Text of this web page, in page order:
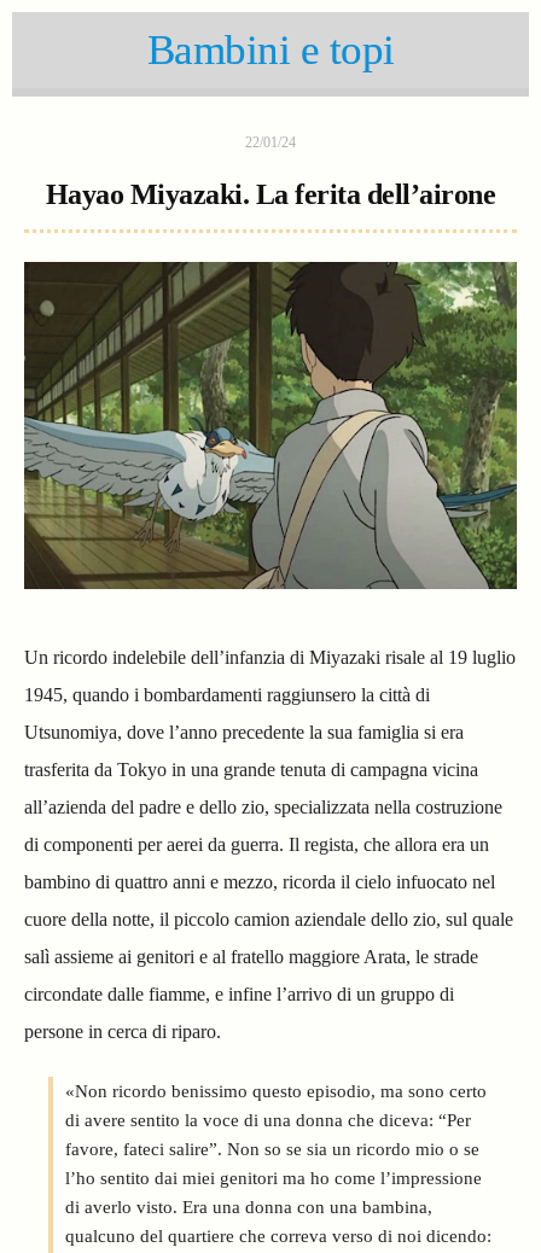
Bambini e topi
22/01/24
Hayao Miyazaki. La ferita dell’airone
Un ricordo indelebile dell’infanzia di Miyazaki risale al 19 luglio
1945, quando i bombardamenti raggiunsero la città di
Utsunomiya, dove l’anno precedente la sua famiglia si era
trasferita da Tokyo in una grande tenuta di campagna vicina
all’azienda del padre e dello zio, specializzata nella costruzione
di componenti per aerei da guerra. Il regista, che allora era un
bambino di quattro anni e mezzo, ricorda il cielo infuocato nel
cuore della notte, il piccolo camion aziendale dello zio, sul quale
salì assieme ai genitori e al fratello maggiore Arata, le strade
circondate dalle fiamme, e infine l’arrivo di un gruppo di
persone in cerca di riparo.
«Non ricordo benissimo questo episodio, ma sono certo
di avere sentito la voce di una donna che diceva: “Per
favore, fateci salire”. Non so se sia un ricordo mio o se
l’ho sentito dai miei genitori ma ho come l’impressione
di averlo visto. Era una donna con una bambina,
qualcuno del quartiere che correva verso di noi dicendo: